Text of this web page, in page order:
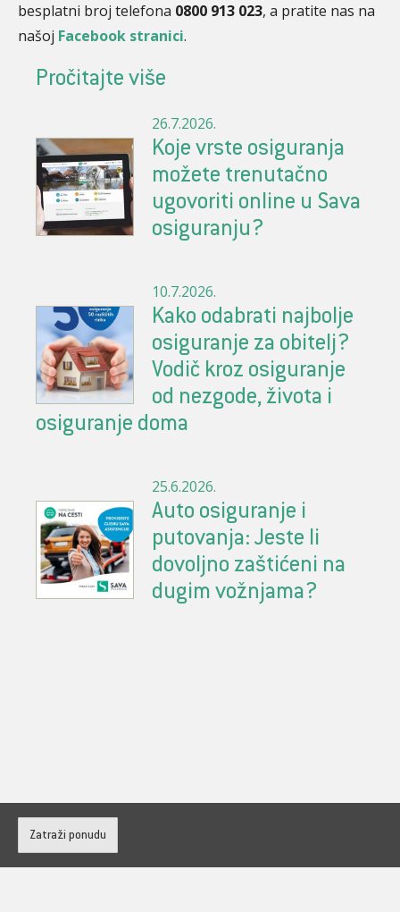
besplatni broj telefona 0800 913 023, a pratite nas na
našoj Facebook stranici.
Pročitajte više
26.7.2026.
Koje vrste osiguranja
možete trenutačno
ugovoriti online u Sava
osiguranju?
10.7.2026.
Kako odabrati najbolje
osiguranje za obitelj?
Vodič kroz osiguranje
od nezgode, života i
osiguranje doma
25.6.2026.
Auto osiguranje i
putovanja: Jeste li
dovoljno zaštićeni na
dugim vožnjama?
Zatraži ponudu